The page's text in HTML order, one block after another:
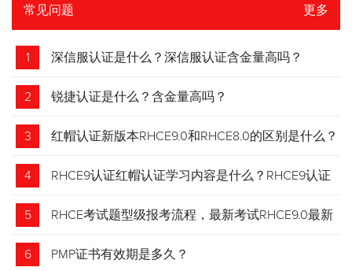
常见问题 更多
1 深信服认证是什么？深信服认证含金量高吗？
2 锐捷认证是什么？含金量高吗？
3 红帽认证新版本RHCE9.0和RHCE8.0的区别是什么？
4 RHCE9认证红帽认证学习内容是什么？RHCE9认证
介绍
5 RHCE考试题型级报考流程，最新考试RHCE9.0最新
考试 变化请悉知
6 PMP证书有效期是多久？